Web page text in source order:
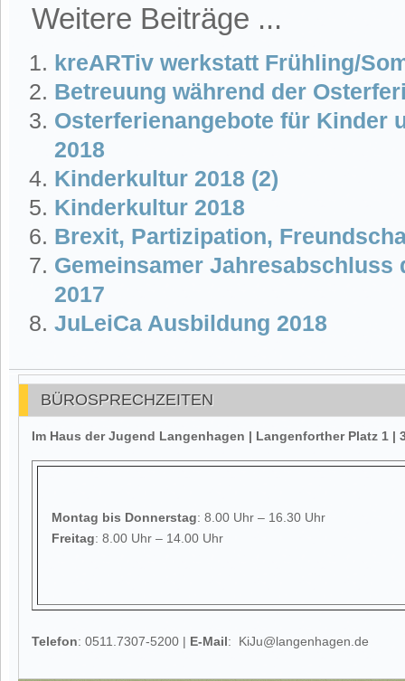
Weitere Beiträge ...
kreARTiv werkstatt Frühling/
Betreuung während der
Osterferienangebote für Kinder
2018
Kinderkultur 2018 (2)
Kinderkultur 2018
Brexit, Partizipation,
Gemeinsamer Jahresabschluss
2017
JuLeiCa Ausbildung 2018
BÜROSPRECHZEITEN
Im Haus der Jugend Langenhagen | Langenforther Platz 1 |
Montag bis Donnerstag: 8.00 Uhr – 16.30 Uhr
Freitag: 8.00 Uhr – 14.00 Uhr
Telefon: 0511.7307-5200 | E-Mail: KiJu@langenhagen.de